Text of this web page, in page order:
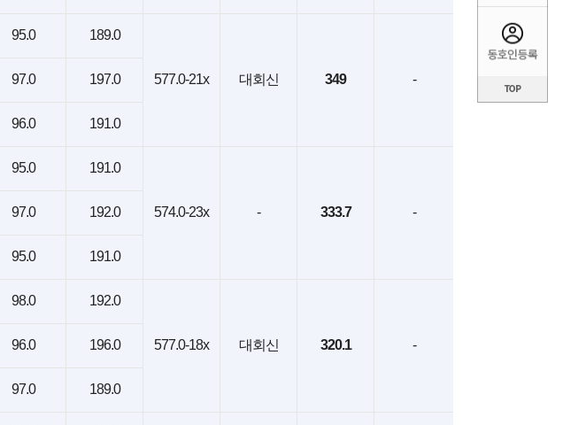
95.0 189.0
577.0-21x 대회신 349 -
97.0 197.0
96.0 191.0
95.0 191.0
574.0-23x - 333.7 -
97.0 192.0
95.0 191.0
98.0 192.0
577.0-18x 대회신 320.1 -
96.0 196.0
97.0 189.0